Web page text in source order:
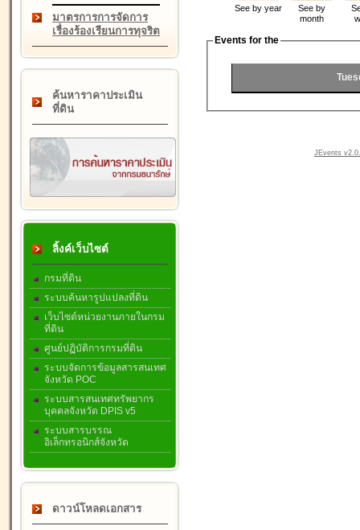
มาตรการการจัดการ
เรื่องร้องเรียนการทุจริต
ค้นหาราคาประเมิน
ที่ดิน
ลิ้งค์เว็บไซต์
กรมที่ดิน
ระบบค้นหารูปแปลงที่ดิน
เว็บไซต์หน่วยงานภายในกรม
ที่ดิน
ศูนย์ปฏิบัติการกรมที่ดิน
ระบบจัดการข้อมูลสารสนเทศ
จังหวัด POC
ระบบสารสนเทศทรัพยากร
บุคคลจังหวัด DPIS v5
ระบบสารบรรณ
อิเล็กทรอนิกส์จังหวัด
ดาวน์โหลดเอกสาร
See by year
See by
month
Events for the
JEvents